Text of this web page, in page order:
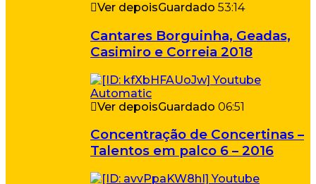
Ver depoisGuardado 53:14
Cantares Borguinha, Geadas,
Casimiro e Correia 2018
Ver depoisGuardado 06:51
Concentração de Concertinas –
Talentos em palco 6 – 2016